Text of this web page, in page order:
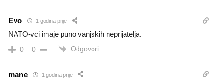
Evo 1 godina prije
NATO-vci imaje puno vanjskih neprijatelja.
0 0 Odgovori
mane 1 godina prije